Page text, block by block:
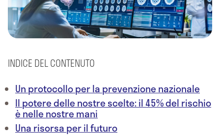
INDICE DEL CONTENUTO
Un protocollo per la prevenzione nazionale
Il potere delle nostre scelte: il 45% del rischio
è nelle nostre mani
Una risorsa per il futuro